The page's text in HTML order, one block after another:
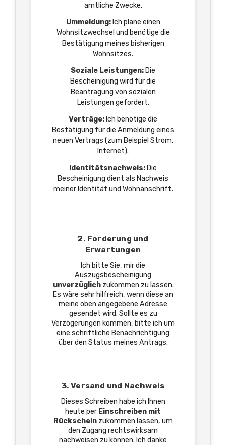
amtliche Zwecke.
Ummeldung:Ich plane einen
Wohnsitzwechsel und benötige die
Bestätigung meines bisherigen
Wohnsitzes.
Soziale Leistungen: Die
Bescheinigung wird für die
Beantragung von sozialen
Leistungen gefordert.
Verträge: Ich benötige die
Bestätigung für die Anmeldung eines
neuen Vertrags (zum Beispiel Strom,
Internet).
Identitätsnachweis: Die
Bescheinigung dient als Nachweis
meiner Identität und Wohnanschrift.
2. Forderung und
Erwartungen
Ich bitte Sie, mir die
Auszugsbescheinigung
unverzüglichzukommen zu lassen.
Es wäre sehr hilfreich, wenn diese an
meine oben angegebene Adresse
gesendet wird. Sollte es zu
Verzögerungen kommen, bitte ich um
eine schriftliche Benachrichtigung
über den Status meines Antrags.
3. Versand und Nachweis
Dieses Schreiben habe ich Ihnen
heute per Einschreiben mit
Rückschein zukommen lassen, um
den Zugang rechtswirksam
nachweisen zu können. Ich danke